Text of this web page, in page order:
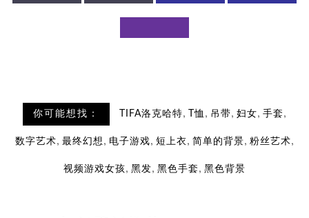
你可能想找： TIFA洛克哈特, T恤 , 吊带, 妇女, 手套 ,
数字艺术, 最终幻想 , 电子游戏, 短上衣, 简单的背景, 粉丝艺术,
视频游戏女孩, 黑发, 黑色手套 , 黑色背景